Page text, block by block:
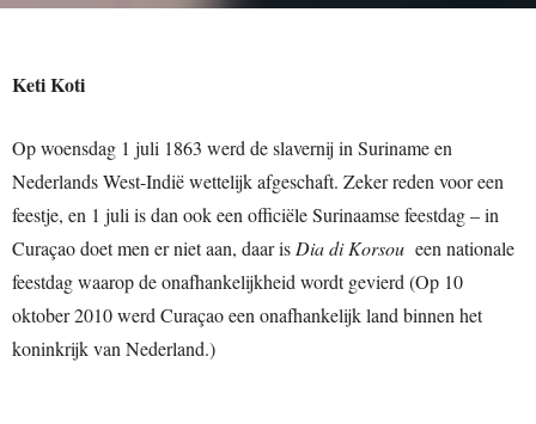
Keti Koti
Op woensdag 1 juli 1863 werd de slavernij in Suriname en
Nederlands West-Indië wettelijk afgeschaft. Zeker reden voor een
feestje, en 1 juli is dan ook een officiële Surinaamse feestdag – in
Curaçao doet men er niet aan, daar is Dia di Korsou een nationale
feestdag waarop de onafhankelijkheid wordt gevierd (Op 10
oktober 2010 werd Curaçao een onafhankelijk land binnen het
koninkrijk van Nederland.)